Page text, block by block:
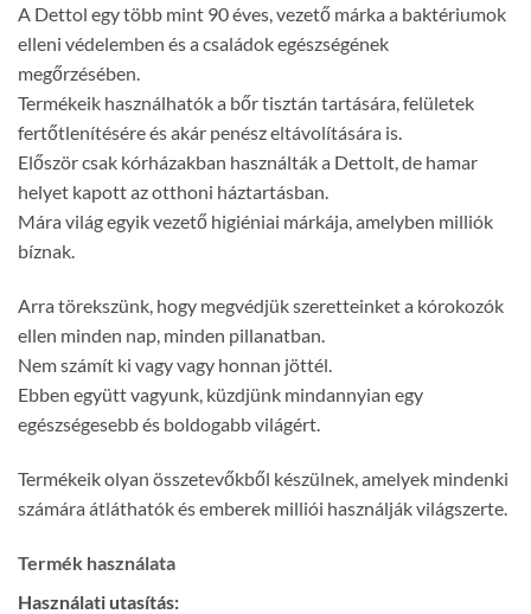
A Dettol egy több mint 90 éves, vezető márka a baktériumok
elleni védelemben és a családok egészségének
megőrzésében.
Termékeik használhatók a bőr tisztán tartására, felületek
fertőtlenítésére és akár penész eltávolítására is.
Először csak kórházakban használták a Dettolt, de hamar
helyet kapott az otthoni háztartásban.
Mára világ egyik vezető higiéniai márkája, amelyben milliók
bíznak.
Arra törekszünk, hogy megvédjük szeretteinket a kórokozók
ellen minden nap, minden pillanatban.
Nem számít ki vagy vagy honnan jöttél.
Ebben együtt vagyunk, küzdjünk mindannyian egy
egészségesebb és boldogabb világért.
Termékeik olyan összetevőkből készülnek, amelyek mindenki
számára átláthatók és emberek milliói használják világszerte.
Termék használata
Használati utasítás: